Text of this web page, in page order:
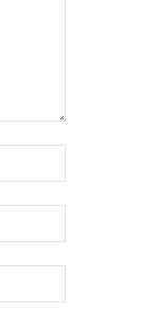
почта:*
Сайт: